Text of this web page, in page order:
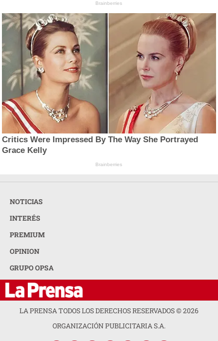
Brainberries
Critics Were Impressed By The Way She Portrayed
Grace Kelly
Brainberries
NOTICIAS
INTERÉS
PREMIUM
OPINION
GRUPO OPSA
LA PRENSA TODOS LOS DERECHOS RESERVADOS ©2026
ORGANIZACIÓN PUBLICITARIA S.A.